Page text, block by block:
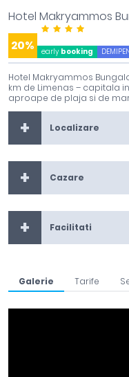
Hotel Makryammos
20%
early booking
Hotel Makryammos
km de Limenas – capitala
aproape de plaja si de
Localizare
Cazare
Facilitati
Galerie Tarife